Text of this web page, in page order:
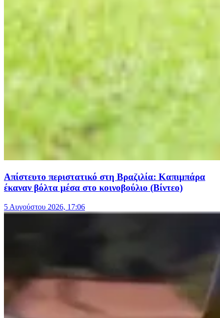
Απίστευτο περιστατικό στη Βραζιλία: Καπιμπάρα
έκαναν βόλτα μέσα στο κοινοβούλιο (Βίντεο)
5 Αυγούστου 2026, 17:06